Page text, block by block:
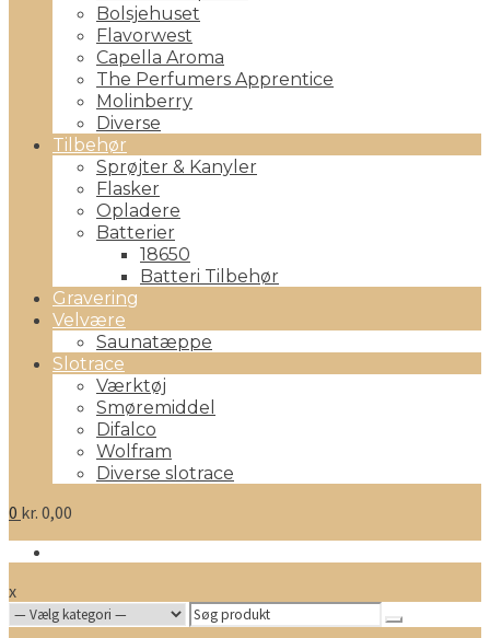
Bolsjehuset
Flavorwest
Capella Aroma
The Perfumers Apprentice
Molinberry
Diverse
Tilbehør
Sprøjter & Kanyler
Flasker
Opladere
Batterier
18650
Batteri Tilbehør
Gravering
Velvære
Saunatæppe
Slotrace
Værktøj
Smøremiddel
Difalco
Wolfram
Diverse slotrace
0 kr. 0,00
x
Search
for: